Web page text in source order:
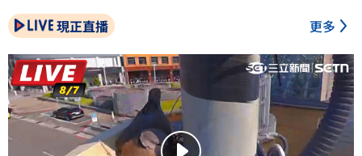
現正直播 更多